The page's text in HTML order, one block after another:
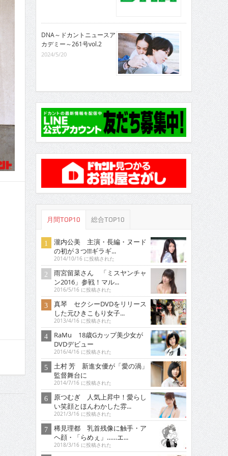
DNA～ドカントニュースア
カデミー～261号vol.2
2024/5/20
月間TOP10 総合TOP10
瀧内公美 主演・長編・ヌード
の初が３つ!!!ギラギ...
2014/10/16 に投稿された
雨宮留菜さん 「ミスヤンチャ
ン2016」参戦！マル...
2016/5/16 に投稿された
真琴 セクシーDVDをリリース
した元ひきこもり女子...
2013/4/16 に投稿された
RaMu 18歳Gカップ美少女が
DVDデビュー
2016/4/16 に投稿された
土村 芳 新進女優が「愛の渦」
監督舞台に
2014/7/16 に投稿された
原つむぎ 人気上昇中！愛らし
い笑顔とほんわかした雰...
2021/3/16 に投稿された
稀見理都 乳首残像に触手・ア
ヘ顔・「らめぇ」……エ...
2018/3/16 に投稿された